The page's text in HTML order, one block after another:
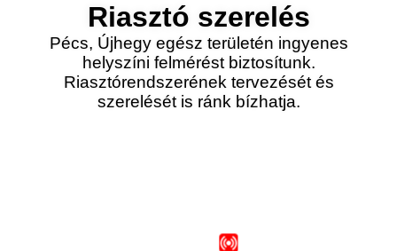
Riasztó szerelés
Pécs, Újhegy egész területén ingyenes
helyszíni felmérést biztosítunk.
Riasztórendszerének tervezését és
szerelését is ránk bízhatja.